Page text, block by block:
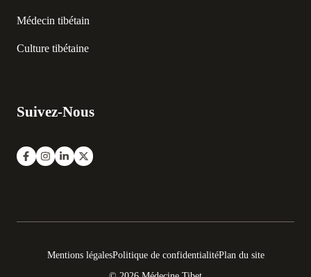
Médecin tibétain
Culture tibétaine
Suivez-Nous
Mentions légalesPolitique de confidentialitéPlan du site